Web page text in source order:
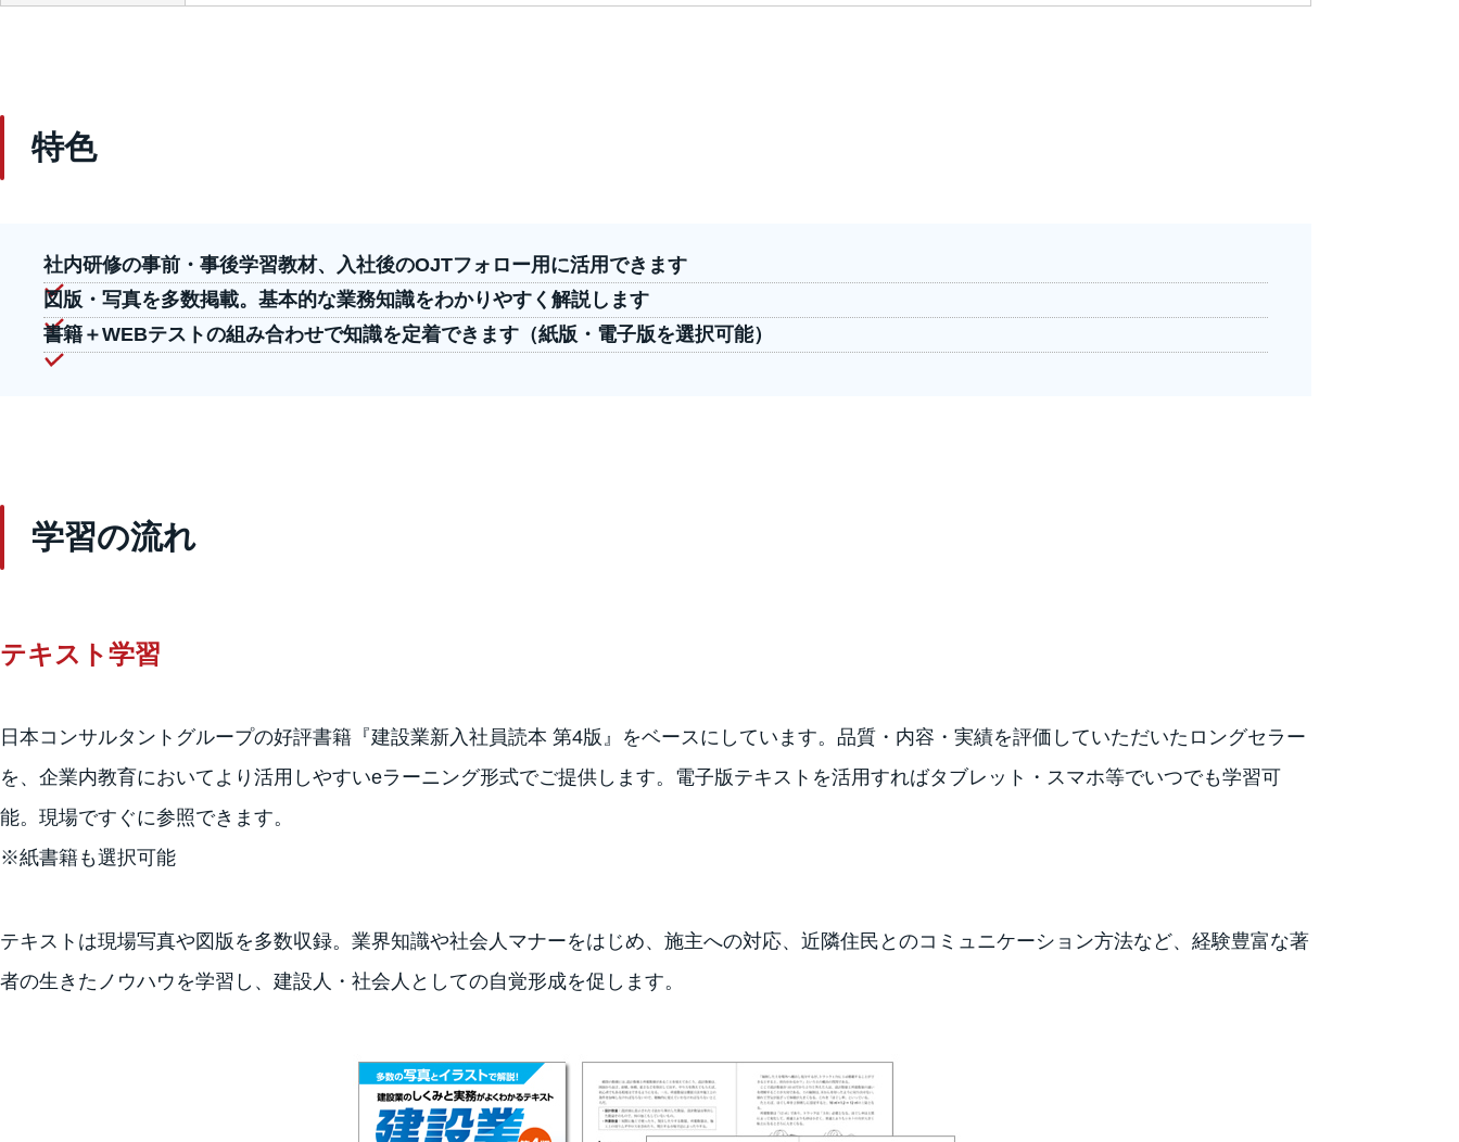
特色
社内研修の事前・事後学習教材、入社後のOJTフォロー用に活用できます
図版・写真を多数掲載。基本的な業務知識をわかりやすく解説します
書籍＋WEBテストの組み合わせで知識を定着できます（紙版・電子版を選択可能）
学習の流れ
テキスト学習
日本コンサルタントグループの好評書籍『建設業新入社員読本 第4版』をベースにしています。品質・内容・実績を評価していただいたロングセラー
を、企業内教育においてより活用しやすいeラーニング形式でご提供します。電子版テキストを活用すればタブレット・スマホ等でいつでも学習可
能。現場ですぐに参照できます。
※紙書籍も選択可能
テキストは現場写真や図版を多数収録。業界知識や社会人マナーをはじめ、施主への対応、近隣住民とのコミュニケーション方法など、経験豊富な著
者の生きたノウハウを学習し、建設人・社会人としての自覚形成を促します。